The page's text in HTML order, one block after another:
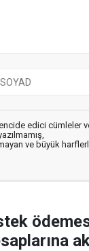
edici cümleler
ve büyük